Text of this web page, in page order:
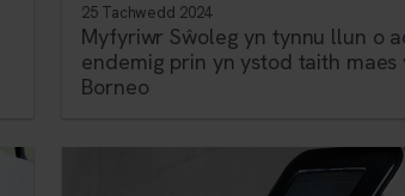
25 Tachwedd 2024
Myfyriwr Sŵoleg yn tynnu llun o
endemig prin yn ystod taith maes
Borneo